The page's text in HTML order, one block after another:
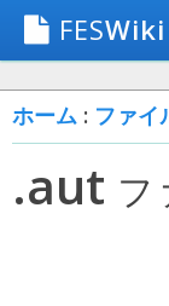
FESWiki
ホーム : ファイ
.aut フ